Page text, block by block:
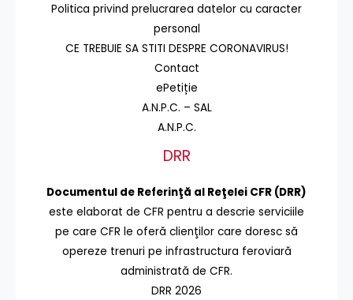
Politica privind prelucrarea datelor cu caracter
personal
CE TREBUIE SA STITI DESPRE CORONAVIRUS!
Contact
ePetiție
A.N.P.C. – SAL
A.N.P.C.
DRR
Documentul de Referinţă al Reţelei CFR (DRR)
este elaborat de CFR pentru a descrie serviciile
pe care CFR le oferă clienţilor care doresc să
opereze trenuri pe infrastructura feroviară
administrată de CFR.
DRR 2026